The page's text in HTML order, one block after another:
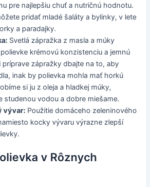
pre najlepšiu chuť a nutričnú hodnotu.
pridať mladé šaláty a bylinky, v lete
a paradajky.
Svetlá zápražka z masla a múky
krémovú konzistenciu a jemnú
príprave zápražky dbajte na to, aby
inak by polievka mohla mať horkú
si ju z oleja a hladkej múky,
studenou vodou a dobre miešame.
vývar: Použitie domáceho zeleninového
kocky vývaru výrazne zlepší
v Rôznych